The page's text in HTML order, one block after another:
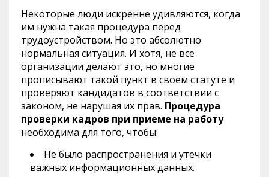
Некоторые люди искренне удивляются, когда
им нужна такая процедура перед
трудоустройством. Но это абсолютно
нормальная ситуация. И хотя, не все
организации делают это, но многие
прописывают такой пункт в своем статуте и
проверяют кандидатов в соответствии с
законом, не нарушая их прав. Процедура
проверки кадров при приеме на работу
необходима для того, чтобы:
Не было распространения и утечки
важных информационных данных.